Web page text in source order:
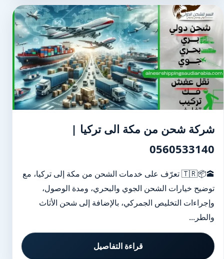
شركة شحن من مكة الى تركيا |
0560533140
🕋📦🇹🇷 تعرّف على خدمات الشحن من مكة إلى تركيا، مع
توضيح خيارات الشحن الجوي والبحري، ومدة الوصول،
وإجراءات التخليص الجمركي، بالإضافة إلى شحن الأثاث
والطر...
قراءة التفاصيل